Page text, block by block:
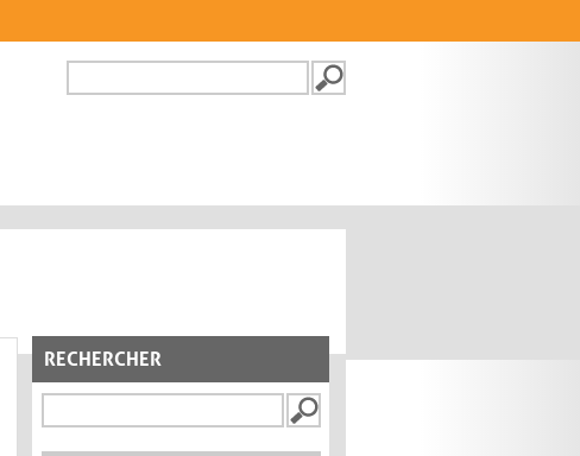
FORMULAIRE DE
RECHERCHER